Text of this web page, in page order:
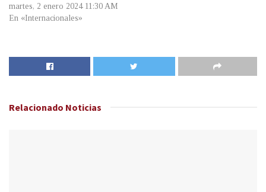
martes, 2 enero 2024 11:30 AM
En «Internacionales»
Relacionado Noticias